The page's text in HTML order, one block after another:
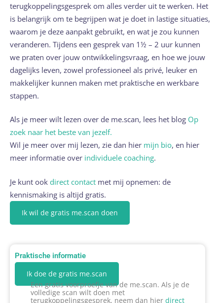
terugkoppelingsgesprek om alles verder uit te werken. Het
is belangrijk om te begrijpen wat je doet in lastige situaties,
waarom je deze aanpakt gebruikt, en wat je zou kunnen
veranderen. Tijdens een gesprek van 1½ – 2 uur kunnen
we praten over jouw ontwikkelingsvraag, en hoe we jouw
dagelijks leven, zowel professioneel als privé, leuker en
makkelijker kunnen maken met praktische en werkbare
stappen.
Als je meer wilt lezen over de me.scan, lees het blog Op
zoek naar het beste van jezelf.
Wil je meer over mij lezen, zie dan hier mijn bio, en hier
meer informatie over individuele coaching.
Je kunt ook direct contact met mij opnemen: de
kennismaking is altijd gratis.
Ik wil de gratis me.scan doen
Praktische informatie
Ik doe de gratis me.scan
Een gratis voorproefje van de me.scan. Als je de
volledige scan wilt doen met
terugkoppelingsgesprek, neem dan hier direct